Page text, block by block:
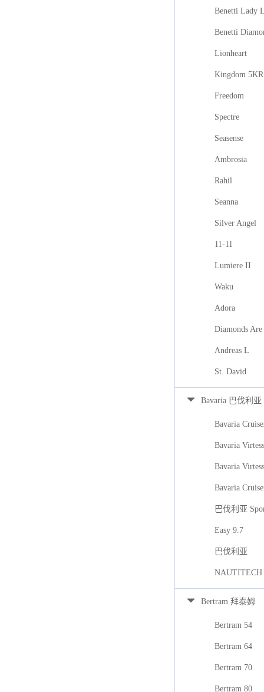
Benetti Lady
Benetti
Lionheart
Kingdom 5KR
Freedom
Spectre
Seasense
Ambrosia
Rahil
Seanna
Silver Angel
11-11
Lumiere II
Waku
Adora
Diamonds
Andreas L
St. David
Bavaria 巴伐利亚
Bavaria
Bavaria
Bavaria
Bavaria
巴伐利亚
Easy 9.7
巴伐利亚
NAUTITECH
Bertram 拜泰姆
Bertram 54
Bertram 64
Bertram 70
Bertram 80